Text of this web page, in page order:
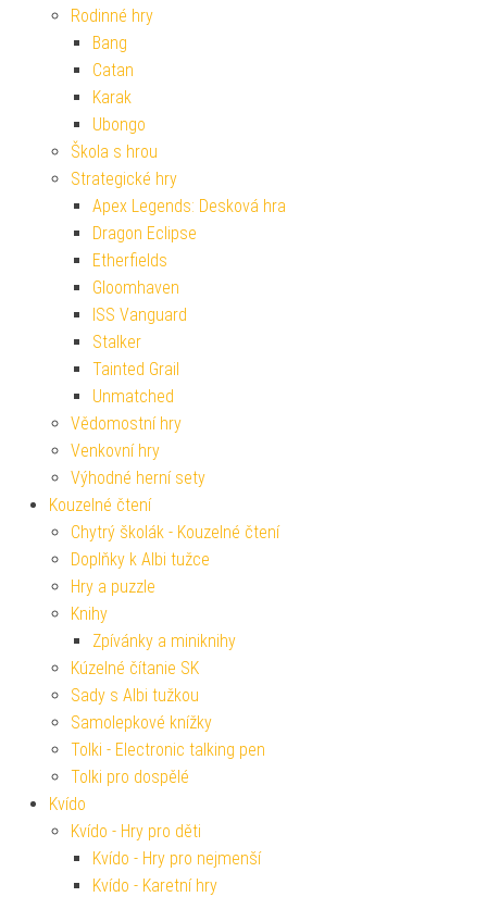
Rodinné hry
Bang
Catan
Karak
Ubongo
Škola s hrou
Strategické hry
Apex Legends: Desková hra
Dragon Eclipse
Etherfields
Gloomhaven
ISS Vanguard
Stalker
Tainted Grail
Unmatched
Vědomostní hry
Venkovní hry
Výhodné herní sety
Kouzelné čtení
Chytrý školák - Kouzelné čtení
Doplňky k Albi tužce
Hry a puzzle
Knihy
Zpívánky a miniknihy
Kúzelné čítanie SK
Sady s Albi tužkou
Samolepkové knížky
Tolki - Electronic talking pen
Tolki pro dospělé
Kvído
Kvído - Hry pro děti
Kvído - Hry pro nejmenší
Kvído - Karetní hry